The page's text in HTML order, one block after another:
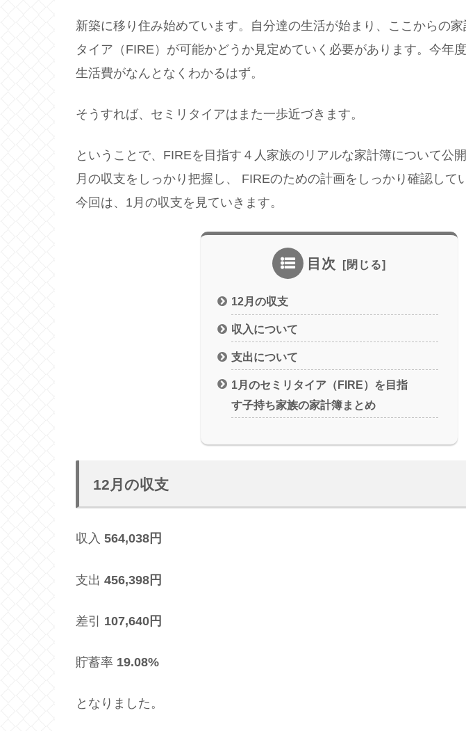
新築に移り住み始めています。自分達の生活が始まり、ここからの
タイア（FIRE）が可能かどうか見定めていく必要があります。今年
生活費がなんとなくわかるはず。
そうすれば、セミリタイアはまた一歩近づきます。
ということで、FIREを目指す４人家族のリアルな家計簿について公
月の収支をしっかり把握し、 FIREのための計画をしっかり確認して
今回は、1月の収支を見ていきます。
目次
12月の収支
収入について
支出について
1月のセミリタイア（FIRE）を目指
す子持ち家族の家計簿まとめ
12月の収支
収入 564,038円
支出 456,398円
差引 107,640円
貯蓄率 19.08%
となりました。